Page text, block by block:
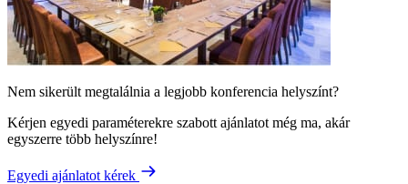
Nem sikerült megtalálnia a legjobb konferencia helyszínt?
Kérjen egyedi paraméterekre szabott ajánlatot még ma, akár
egyszerre több helyszínre!
Egyedi ajánlatot kérek